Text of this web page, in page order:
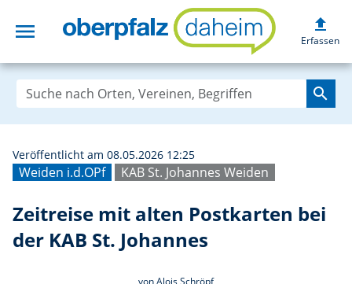
menu Zeitreise mit
upload
Erfassen
search
Weiden i.d.OPf KAB St. Johannes Weiden
Veröffentlicht am 08.05.2026 12:25
Zeitreise mit alten Postkarten bei
der KAB St. Johannes
von Alois Schröpf